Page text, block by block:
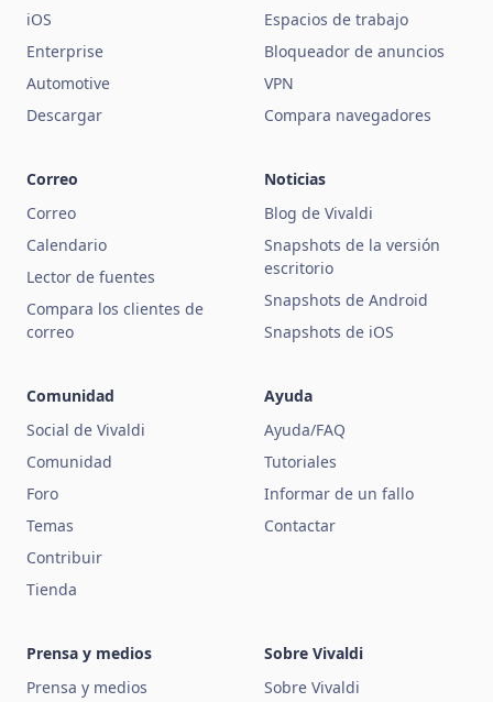
iOS
Enterprise
Automotive
Descargar
Espacios de trabajo
Bloqueador de anuncios
VPN
Compara navegadores
Correo
Correo
Calendario
Lector de fuentes
Compara los clientes de
correo
Noticias
Blog de Vivaldi
Snapshots de la versión
escritorio
Snapshots de Android
Snapshots de iOS
Comunidad
Social de Vivaldi
Comunidad
Foro
Temas
Contribuir
Tienda
Ayuda
Ayuda/FAQ
Tutoriales
Informar de un fallo
Contactar
Prensa y medios
Prensa y medios
Sobre Vivaldi
Sobre Vivaldi